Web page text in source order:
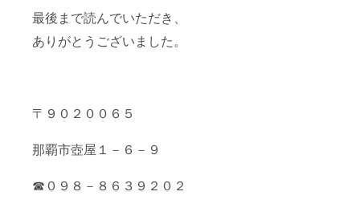
最後まで読んでいただき、
ありがとうございました。
〒９０２００６５
那覇市壺屋１－６－９
☎０９８－８６３９２０２